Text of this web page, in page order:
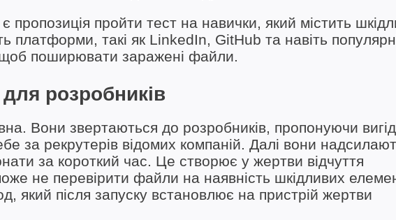
пройти тест на навички, який містить
платформи, такі як LinkedIn, GitHub та навіть
щоб поширювати заражені файли.
розробників
Вони звертаються до розробників, пропонуючи
за рекрутерів відомих компаній. Далі вони
за короткий час. Це створює у жертви відчуття
не перевірити файли на наявність шкідливих
який після запуску встановлює на пристрій жертви